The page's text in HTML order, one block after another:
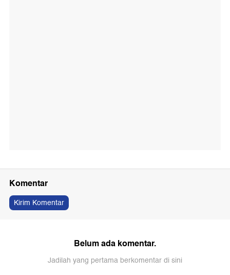
Komentar
Kirim Komentar
Belum ada komentar.
Jadilah yang pertama berkomentar di sini